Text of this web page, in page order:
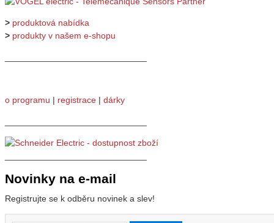
> produktová nabídka
> produkty v našem e-shopu
o programu | registrace | dárky
Novinky na e-mail
Registrujte se k odběru novinek a slev!